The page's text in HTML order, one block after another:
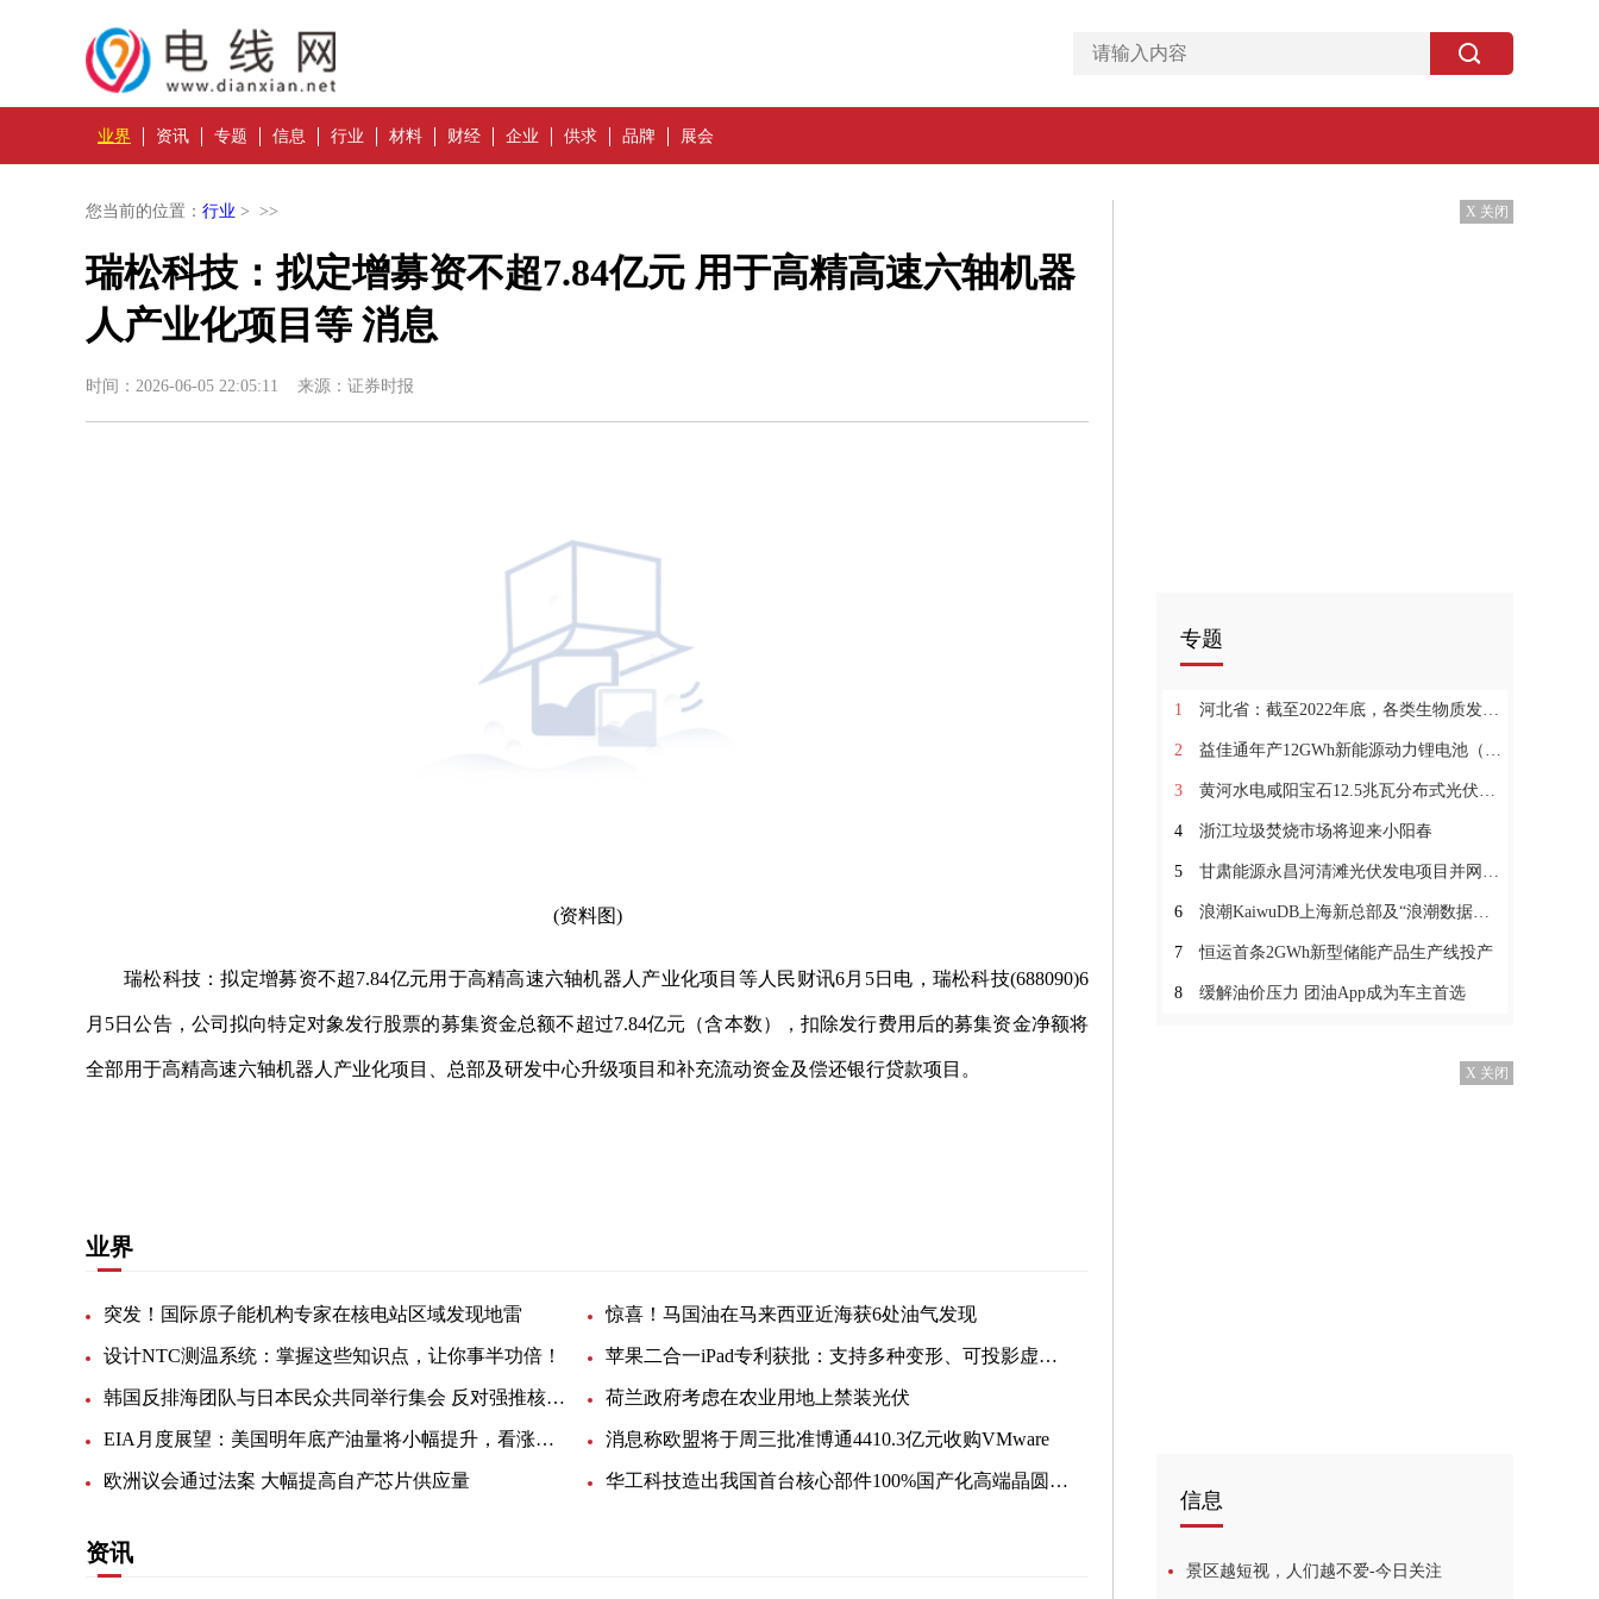
业界 资讯 专题 信息 行业 材料 财经 企业 供求 品牌 展会
您当前的位置： 行业 > >>
瑞松科技：拟定增募资不超7.84亿元 用于高精高速六轴机器
人产业化项目等 消息
时间：2026-06-05 22:05:11 来源：证券时报
(资料图)
瑞松科技：拟定增募资不超7.84亿元用于高精高速六轴机器人产业化项目等人民财讯6月5日电，瑞松科技(688090)6
月5日公告，公司拟向特定对象发行股票的募集资金总额不超过7.84亿元（含本数），扣除发行费用后的募集资金净额将
全部用于高精高速六轴机器人产业化项目、总部及研发中心升级项目和补充流动资金及偿还银行贷款项目。
业界
突发！国际原子能机构专家在核电站区域发现地雷 惊喜！马国油在马来西亚近海获6处油气发现
设计NTC测温系统：掌握这些知识点，让你事半功倍！ 苹果二合一iPad专利获批：支持多种变形、可投影虚拟键盘
韩国反排海团队与日本民众共同举行集会 反对强推核污染水排海 荷兰政府考虑在农业用地上禁装光伏
EIA月度展望：美国明年底产油量将小幅提升，看涨未来油价 消息称欧盟将于周三批准博通4410.3亿元收购VMware
欧洲议会通过法案 大幅提高自产芯片供应量 华工科技造出我国首台核心部件100%国产化高端晶圆激光切割设备
资讯
X 关闭
专题
1 河北省：截至2022年底，各类生物质发电装机容量总计约2191MW
2 益佳通年产12GWh新能源动力锂电池（一期）项目投产
3 黄河水电咸阳宝石12.5兆瓦分布式光伏项目并网发电
4 浙江垃圾焚烧市场将迎来小阳春
5 甘肃能源永昌河清滩光伏发电项目并网发电
6 浪潮KaiwuDB上海新总部及“浪潮数据库产业联合实验室”落成
7 恒运首条2GWh新型储能产品生产线投产
8 缓解油价压力 团油App成为车主首选
X 关闭
信息
景区越短视，人们越不爱-今日关注